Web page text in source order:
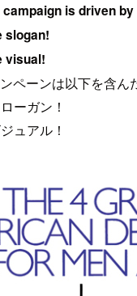
is driven
slogan!
visual!
ペーンは以下を含ん
ーガン！
ュアル！